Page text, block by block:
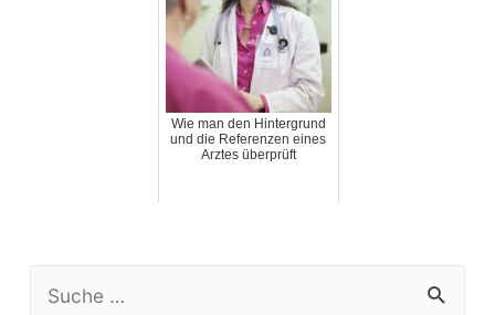
Wie man den Hintergrund
und die Referenzen eines
Arztes überprüft